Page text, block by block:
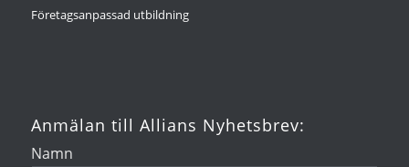
Företagsanpassad utbildning
Anmälan till Allians Nyhetsbrev:
Namn